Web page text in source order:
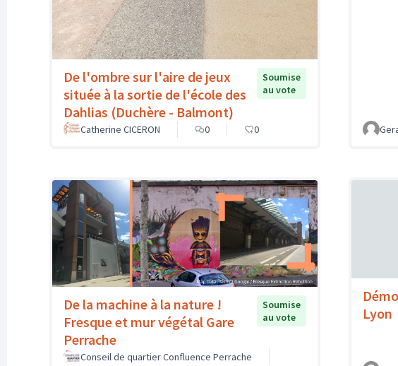
De l'ombre sur l'aire de jeux
située à la sortie de l'école des
Dahlias (Duchère - Balmont)
Soumise
au vote
Catherine CICERON 0 0
De la machine à la nature !
Fresque et mur végétal Gare
Perrache
Soumise
au vote
Conseil de quartier Confluence Perrache
Lyon